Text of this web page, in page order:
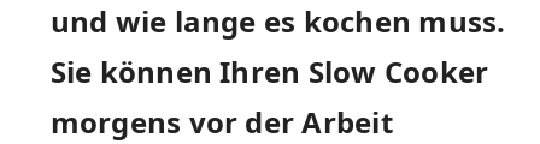
und wie lange es kochen muss.
Sie können Ihren Slow Cooker
‌morgens vor der Arbeit​